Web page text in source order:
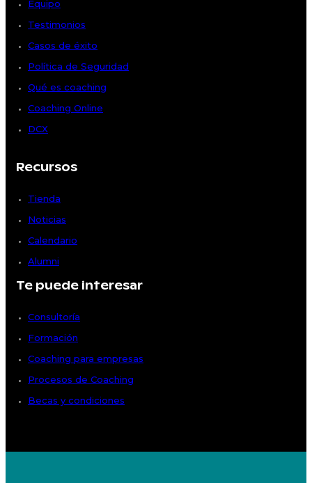
Equipo
Testimonios
Casos de éxito
Política de Seguridad
Qué es coaching
Coaching Online
DCX
Recursos
Tienda
Noticias
Calendario
Alumni
Te puede interesar
Consultoría
Formación
Coaching para empresas
Procesos de Coaching
Becas y condiciones